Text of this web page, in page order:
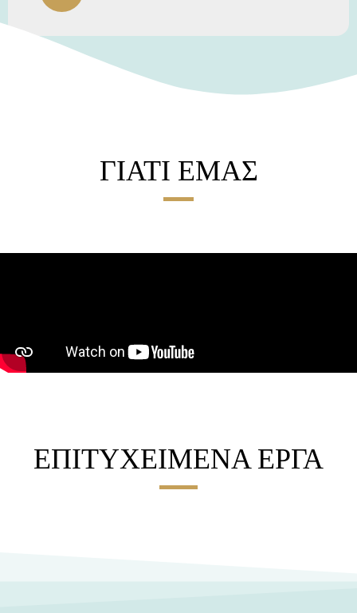
ΓΙΑΤΙ ΕΜΑΣ
ΕΠΙΤΥΧΕΙΜΕΝΑ ΕΡΓΑ